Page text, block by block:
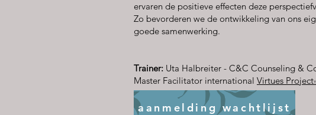
ervaren de positieve effecten deze
Zo bevorderen we de ontwikkeling van ons
goede samenwerking.
Trainer: Uta Halbreiter - C&C Counseling &
Master Facilitator international Virtues Project
aanmelding wachtlijst